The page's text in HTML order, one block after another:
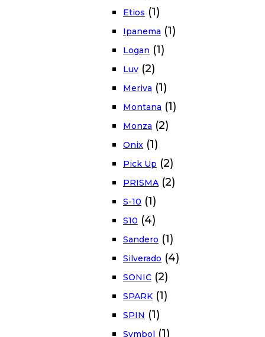
Etios (1)
Ipanema (1)
Logan (1)
Luv (2)
Meriva (1)
Montana (1)
Monza (2)
Onix (1)
Pick Up (2)
PRISMA (2)
S-10 (1)
S10 (4)
Sandero (1)
Silverado (4)
SONIC (2)
SPARK (1)
SPIN (1)
Symbol (1)